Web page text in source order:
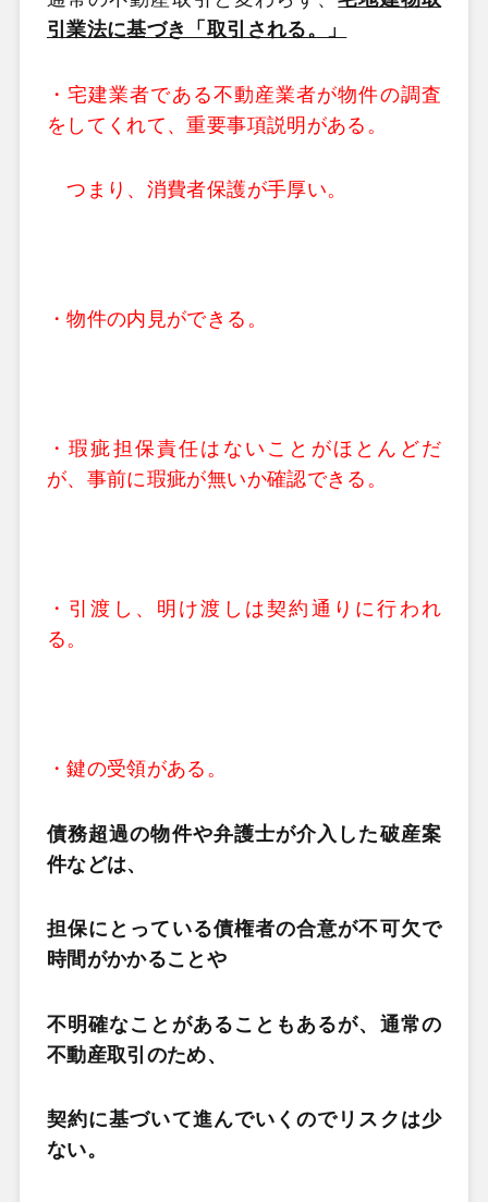
引業法に基づき「取引される。」
・宅建業者である不動産業者が物件の調査
をしてくれて、重要事項説明がある。
つまり、消費者保護が手厚い。
・物件の内見ができる。
・瑕疵担保責任はないことがほとんどだ
が、事前に瑕疵が無いか確認できる。
・引渡し、明け渡しは契約通りに行われ
る。
・鍵の受領がある。
債務超過の物件や弁護士が介入した破産案
件などは、
担保にとっている債権者の合意が不可欠で
時間がかかることや
不明確なことがあることもあるが、通常の
不動産取引のため、
契約に基づいて進んでいくのでリスクは少
ない。